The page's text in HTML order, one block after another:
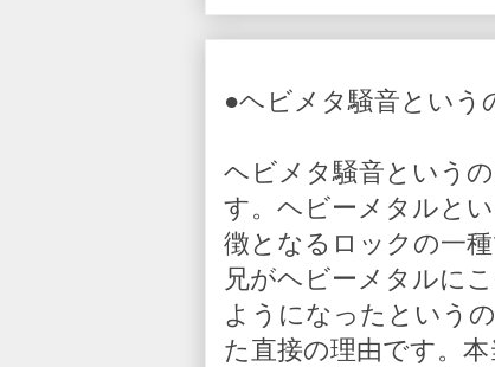
●ヘビメタ騒音という
ヘビメタ騒音という
す。ヘビーメタルと
徴となるロックの一種
兄がヘビーメタルに
ようになったという
た直接の理由です。